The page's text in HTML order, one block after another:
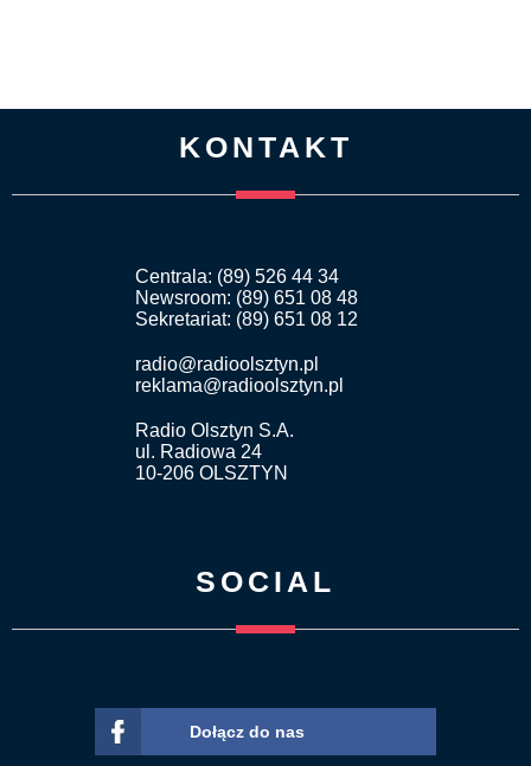
KONTAKT
Centrala: (89) 526 44 34
Newsroom: (89) 651 08 48
Sekretariat: (89) 651 08 12
radio@radioolsztyn.pl
reklama@radioolsztyn.pl
Radio Olsztyn S.A.
ul. Radiowa 24
10-206 OLSZTYN
SOCIAL
Dołącz do nas